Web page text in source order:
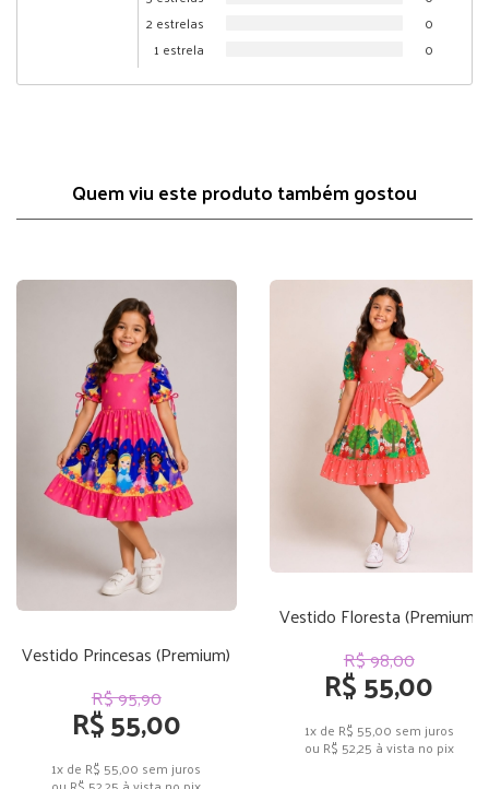
2 estrelas
0
1 estrela
0
Quem viu este produto também gostou
Vestido Princesas (Premium)
R$ 95,90
R$ 55,00
1x de R$ 55,00 sem juros
Vestido Floresta (Premium)
R$ 98,00
R$ 55,00
1x de R$ 55,00 sem juros
ou R$ 52,25 à vista no pix